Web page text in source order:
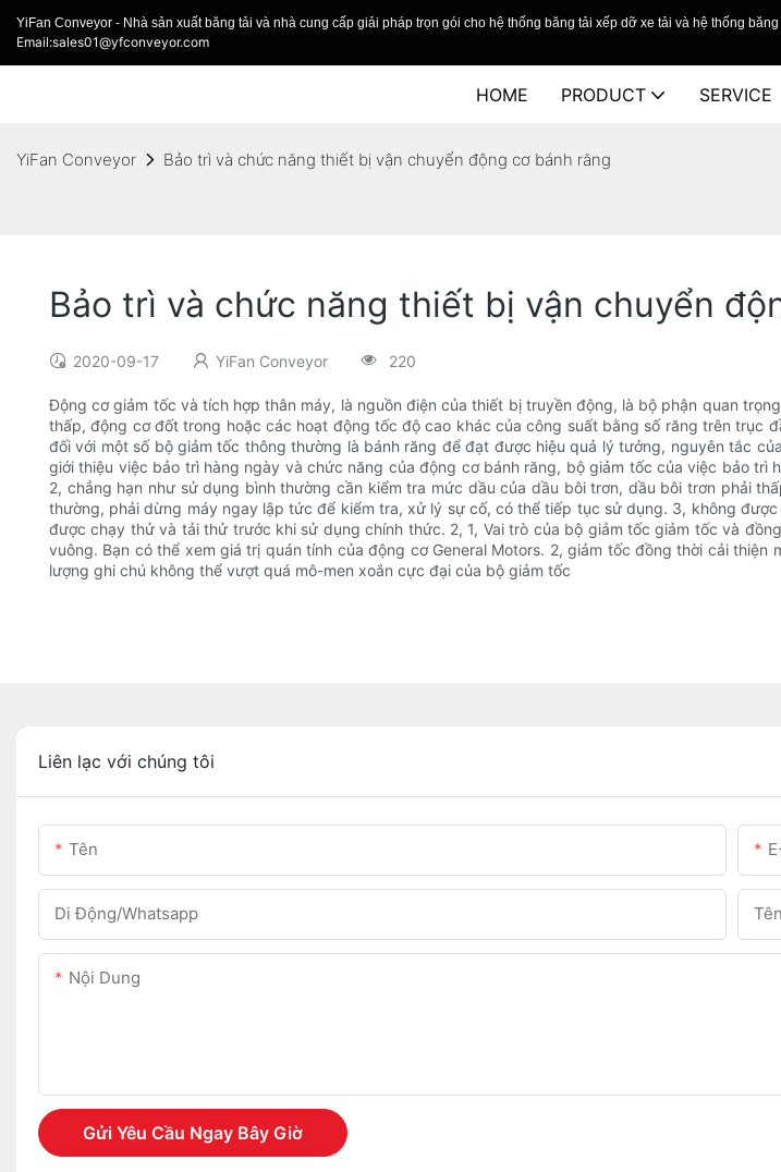
YiFan Conveyor - Nhà sản xuất băng tải và nhà cung cấp giải pháp trọn gói cho hệ thống băng tải xếp dỡ xe tải và hệ thống
Email:sales01@yfconveyor.com
HOME PRODUCT SERVICE
YiFan Conveyor Bảo trì và chức năng thiết bị vận chuyển động cơ bánh răng
Bảo trì và chức năng thiết bị vận chuyển
2020-09-17 YiFan Conveyor 220
Động cơ giảm tốc và tích hợp thân máy, là nguồn điện của thiết bị truyền động, là bộ phận quan
thấp, động cơ đốt trong hoặc các hoạt động tốc độ cao khác của công suất bằng số răng trên
đối với một số bộ giảm tốc thông thường là bánh răng để đạt được hiệu quả lý tưởng, nguyên tắc
giới thiệu việc bảo trì hàng ngày và chức năng của động cơ bánh răng, bộ giảm tốc của việc bảo
2, chẳng hạn như sử dụng bình thường cần kiểm tra mức dầu của dầu bôi trơn, dầu bôi trơn phải
thường, phải dừng máy ngay lập tức để kiểm tra, xử lý sự cố, có thể tiếp tục sử dụng. 3, không
được chạy thử và tải thử trước khi sử dụng chính thức. 2, 1, Vai trò của bộ giảm tốc giảm tốc và
vuông. Bạn có thể xem giá trị quán tính của động cơ General Motors. 2, giảm tốc đồng thời cải
lượng ghi chú không thể vượt quá mô-men xoắn cực đại của bộ giảm tốc
Liên lạc với chúng tôi
Tên
Di Động/Whatsapp
Nội Dung
Gửi Yêu Cầu Ngay Bây Giờ